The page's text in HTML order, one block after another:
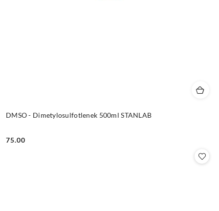
DMSO - Dimetylosulfotlenek 500ml STANLAB
Cena:
75.00